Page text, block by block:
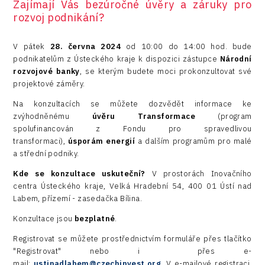
Devices
Infrastructure
Logic/MaaS
R&D
Security
Vehicles
Zajímají Vás bezúročné úvěry a záruky pro
rozvoj podnikání?
V pátek 28. června 2024od 10:00 do 14:00 hod. bude
podnikatelům z Ústeckého kraje k dispozici zástupce Národní
rozvojové banky, se kterým budete moci prokonzultovat své
projektové záměry.
Na konzultacích se můžete dozvědět informace ke
zvýhodněnému úvěru Transformace(program
spolufinancován z Fondu pro spravedlivou
transformaci), úsporám energií a dalším programům pro malé
a střední podniky.
Kde se konzultace uskuteční? V prostorách Inovačního
centra Ústeckého kraje, Velká Hradební 54, 400 01 Ústí nad
Labem, přízemí - zasedačka Bílina.
Konzultace jsou bezplatné.
Registrovat se můžete prostřednictvím formuláře přes tlačítko
"Registrovat" nebo i přes e-